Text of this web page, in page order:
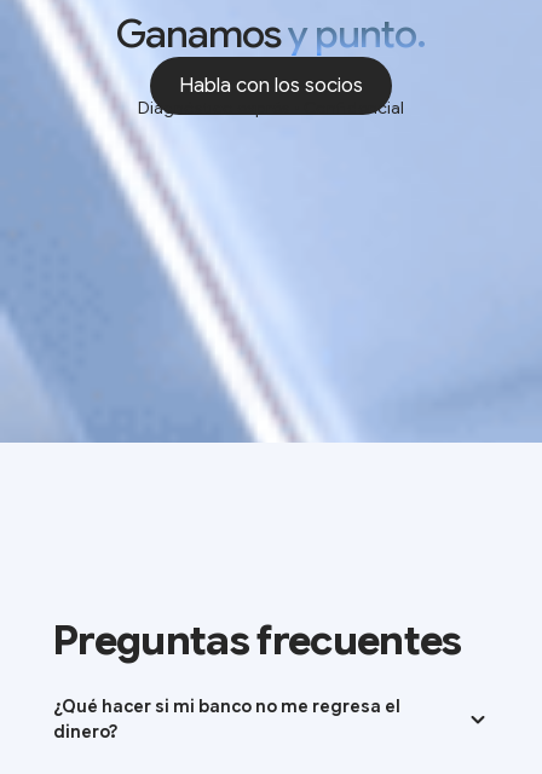
Ganamosy punto.
Habla con los socios
Diagnóstico exprés • Confidencial
Preguntas frecuentes
¿Qué hacer si mi banco no me regresa el
dinero?